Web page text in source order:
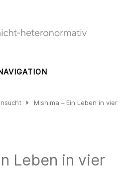
Mishima – Ein Leben in vier
Leben in vier